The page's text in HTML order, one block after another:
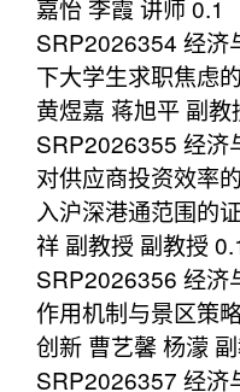
嘉怡 李霞 讲师 0.1
SRP2026354 经济
下大学生求职焦虑
黄煜嘉 蒋旭平 副教
SRP2026355 经济
对供应商投资效率
入沪深港通范围的
祥 副教授 副教授
SRP2026356 经济
作用机制与景区策
创新 曹艺馨 杨濛
SRP2026357 经济